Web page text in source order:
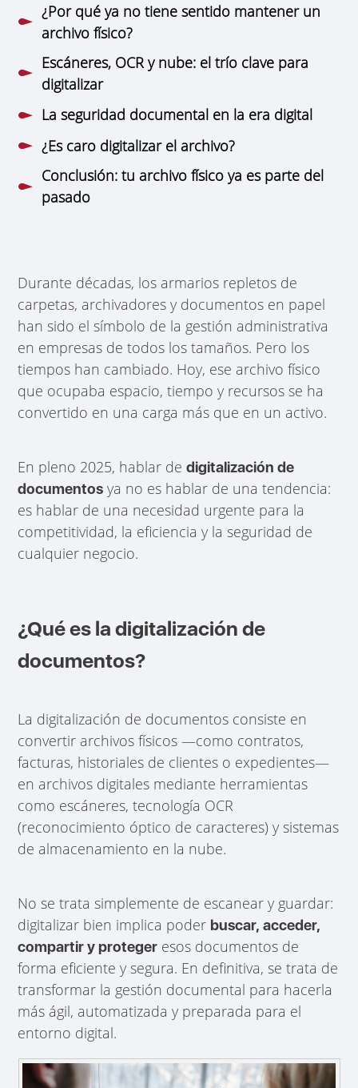
¿Por qué ya no tiene sentido mantener un
archivo físico?
Escáneres, OCR y nube: el trío clave para
digitalizar
La seguridad documental en la era digital
¿Es caro digitalizar el archivo?
Conclusión: tu archivo físico ya es parte del
pasado
Durante décadas, los armarios repletos de
carpetas, archivadores y documentos en papel
han sido el símbolo de la gestión administrativa
en empresas de todos los tamaños. Pero los
tiempos han cambiado. Hoy, ese archivo físico
que ocupaba espacio, tiempo y recursos se ha
convertido en una carga más que en un activo.
En pleno 2025, hablar dedigitalización de
documentos ya no es hablar de una tendencia:
es hablar de una necesidad urgente para la
competitividad, la eficiencia y la seguridad de
cualquier negocio.
¿Qué es la digitalización de
documentos?
La digitalización de documentos consiste en
convertir archivos físicos —como contratos,
facturas, historiales de clientes o expedientes—
en archivos digitales mediante herramientas
como escáneres, tecnología OCR
(reconocimiento óptico de caracteres) y sistemas
de almacenamiento en la nube.
No se trata simplemente de escanear y guardar:
digitalizar bien implica poder buscar, acceder,
compartir y proteger esos documentos de
forma eficiente y segura. En definitiva, se trata de
transformar la gestión documental para hacerla
más ágil, automatizada y preparada para el
entorno digital.